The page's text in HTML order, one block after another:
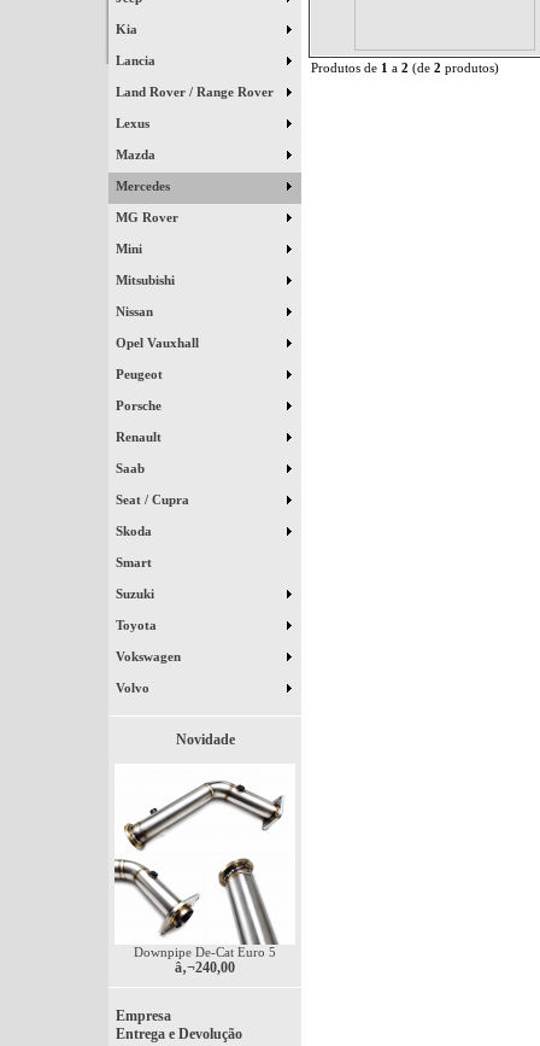
Kia
Lancia
Land Rover / Range Rover
Lexus
Mazda
Mercedes
MG Rover
Mini
Mitsubishi
Nissan
Opel Vauxhall
Peugeot
Porsche
Renault
Saab
Seat / Cupra
Skoda
Smart
Suzuki
Toyota
Vokswagen
Volvo
Novidade
Downpipe De-Cat Euro 5
â‚¬240,00
Empresa
Entrega e Devolução
Produtos de 1 a 2 (de 2 produtos)